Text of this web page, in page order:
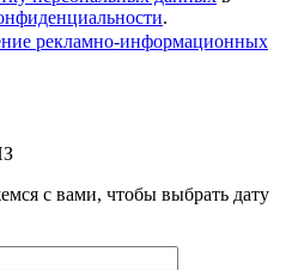
.
рекламно-информационных
с вами, чтобы выбрать дату